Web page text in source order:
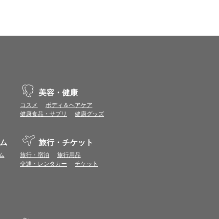
作や表示が正しく行われない可能性がありま
が使用できる環境でご利用ください。
トまたは表示ポイント数をプレミアムポイ
。
があります。ポイント付与時期はショップご
ましては表示ポイント数と付与ポイント数
トは付きません。
ならない場合があります。
。
美容・健康
コスメ
ボディ＆ヘアケア
健康食品・サプリ
健康グッズ
旅行・チケット
旅行・宿泊
旅行用品
交通・レンタカー
チケット